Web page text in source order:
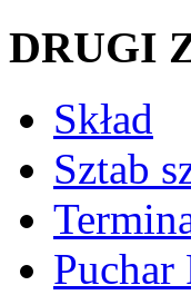
DRUGI
Skład
Sztab
Puchar